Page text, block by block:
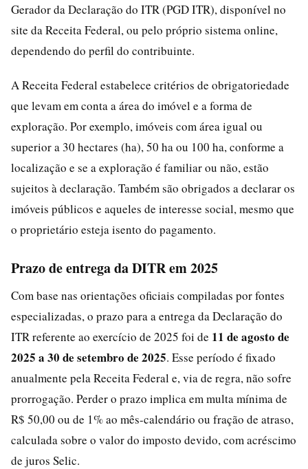
Gerador da Declaração do ITR (PGD ITR), disponível no
site da Receita Federal, ou pelo próprio sistema online,
dependendo do perfil do contribuinte.
A Receita Federal estabelece critérios de obrigatoriedade
que levam em conta a área do imóvel e a forma de
exploração. Por exemplo, imóveis com área igual ou
superior a 30 hectares (ha), 50 ha ou 100 ha, conforme a
localização e se a exploração é familiar ou não, estão
sujeitos à declaração. Também são obrigados a declarar os
imóveis públicos e aqueles de interesse social, mesmo que
o proprietário esteja isento do pagamento.
Prazo de entrega da DITR em 2025
Com base nas orientações oficiais compiladas por fontes
especializadas, o prazo para a entrega da Declaração do
ITR referente ao exercício de 2025 foi de 11 de agosto de
2025 a 30 de setembro de 2025. Esse período é fixado
anualmente pela Receita Federal e, via de regra, não sofre
prorrogação. Perder o prazo implica em multa mínima de
R$ 50,00 ou de 1% ao mês-calendário ou fração de atraso,
calculada sobre o valor do imposto devido, com acréscimo
de juros Selic.